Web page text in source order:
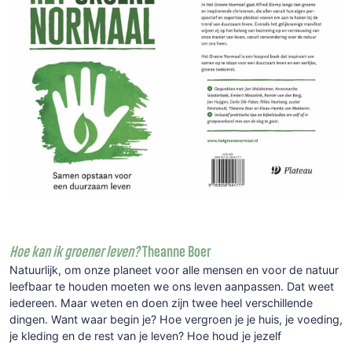
Hoe kan ik groener leven?Theanne Boer
Natuurlijk, om onze planeet voor alle mensen en voor de natuur
leefbaar te houden moeten we ons leven aanpassen. Dat weet
iedereen. Maar weten en doen zijn twee heel verschillende
dingen. Want waar begin je? Hoe vergroen je je huis, je voeding,
je kleding en de rest van je leven? Hoe houd je jezelf